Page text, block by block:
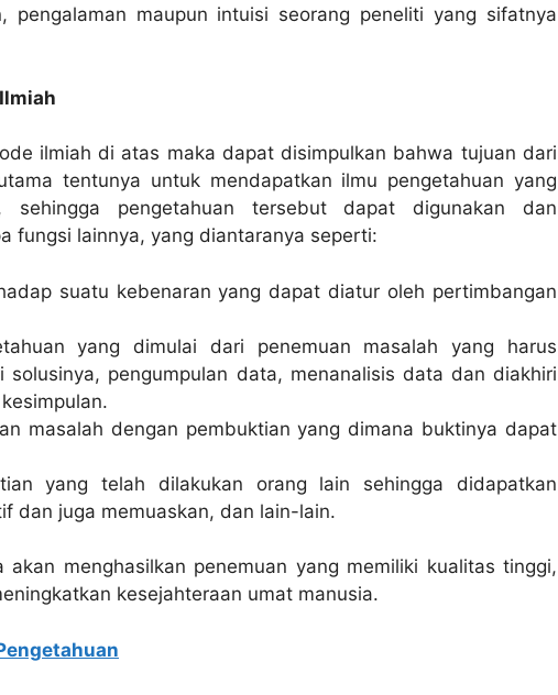
pengalaman maupun intuisi seorang peneliti yang sifatnya
ilmiah di atas maka dapat disimpulkan bahwa tujuan dari
tentunya untuk mendapatkan ilmu pengetahuan yang
pengetahuan tersebut dapat digunakan dan
fungsi lainnya, yang diantaranya seperti:
suatu kebenaran yang dapat diatur oleh pertimbangan
yang dimulai dari penemuan masalah yang harus
solusinya, pengumpulan data, menanalisis data dan diakhiri
masalah dengan pembuktian yang dimana buktinya dapat
yang telah dilakukan orang lain sehingga didapatkan
dan juga memuaskan, dan lain-lain.
akan menghasilkan penemuan yang memiliki kualitas tinggi,
kesejahteraan umat manusia.